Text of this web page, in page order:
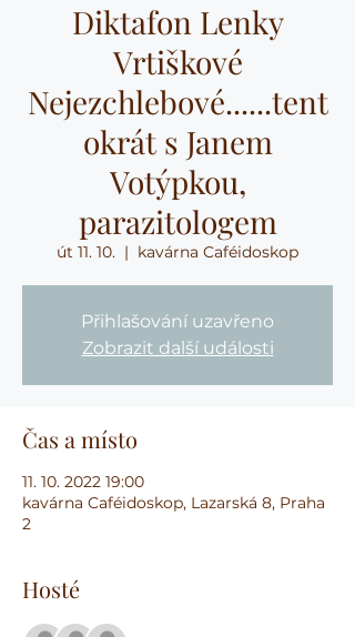
Diktafon Lenky
Vrtiškové
Nejezchlebové......tent
okrát s Janem
Votýpkou,
parazitologem
út 11. 10.
  |
kavárna Caféidoskop
Přihlašování uzavřeno
Zobrazit další události
Čas a místo
11. 10. 2022 19:00
kavárna Caféidoskop, Lazarská 8, Praha
2
Hosté